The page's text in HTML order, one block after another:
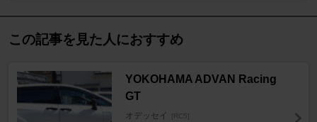
この記事を見た人におすすめ
YOKOHAMA ADVAN Racing
GT
オデッセイ [RC5]